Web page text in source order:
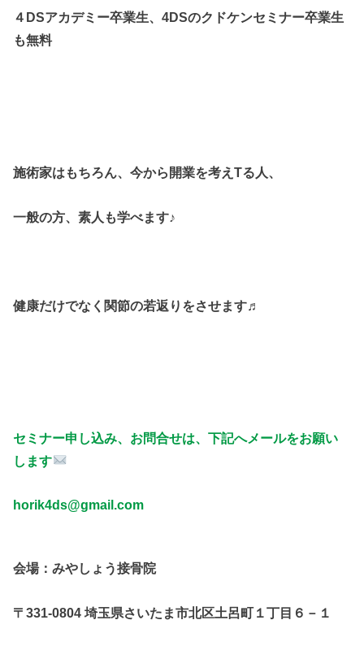
４DSアカデミー卒業生、4DSのクドケンセミナー卒業生
も無料
施術家はもちろん、今から開業を考えTる人、
一般の方、素人も学べます♪
健康だけでなく関節の若返りをさせます♬
セミナー申し込み、お問合せは、下記へメールをお願い
します
horik4ds@gmail.com
会場：みやしょう接骨院
〒331-0804 埼玉県さいたま市北区土呂町１丁目６－１